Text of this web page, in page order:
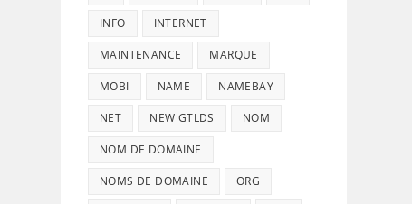
INFO INTERNET
MAINTENANCE MARQUE
MOBI NAME NAMEBAY
NET NEW GTLDS NOM
NOM DE DOMAINE
NOMS DE DOMAINE ORG